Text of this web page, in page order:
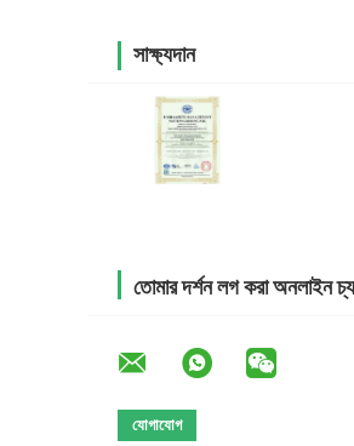
সাক্ষ্যদান
তোমার দর্শন লগ করা অনলাইন